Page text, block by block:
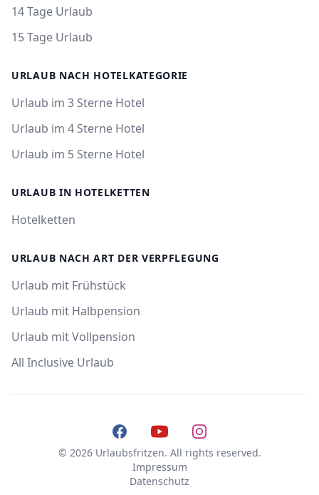
14 Tage Urlaub
15 Tage Urlaub
URLAUB NACH HOTELKATEGORIE
Urlaub im 3 Sterne Hotel
Urlaub im 4 Sterne Hotel
Urlaub im 5 Sterne Hotel
URLAUB IN HOTELKETTEN
Hotelketten
URLAUB NACH ART DER VERPFLEGUNG
Urlaub mit Frühstück
Urlaub mit Halbpension
Urlaub mit Vollpension
All Inclusive Urlaub
FacebookYouTubeInstagram
© 2026 Urlaubsfritzen. All rights reserved.
Impressum
Datenschutz